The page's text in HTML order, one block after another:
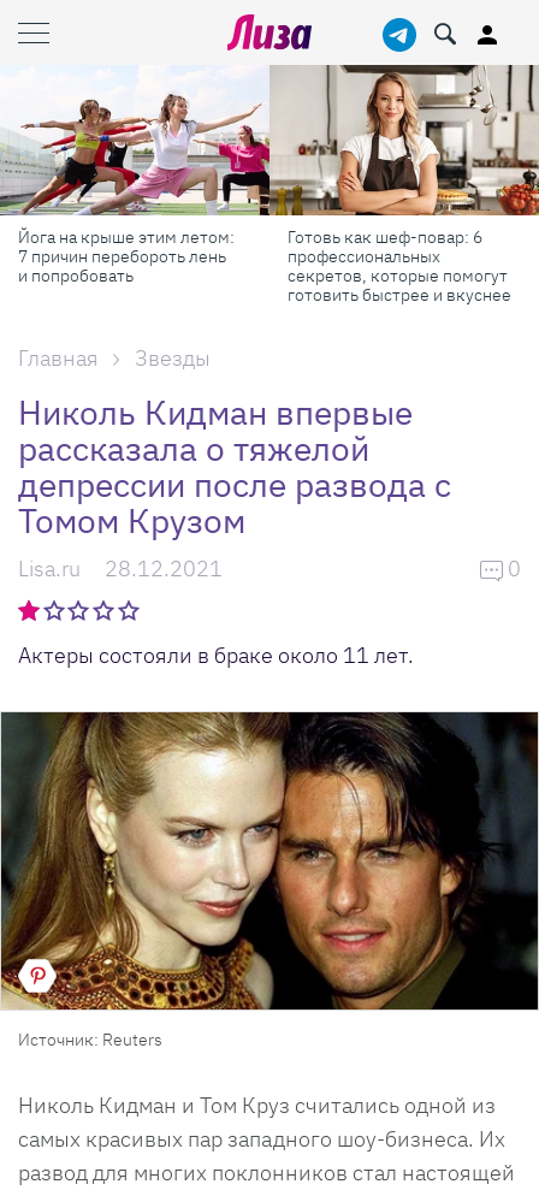
Йога на крыше этим летом:
7 причин перебороть лень
и попробовать
Готовь как шеф-повар: 6
профессиональных
секретов, которые помогут
готовить быстрее и вкуснее
Главная Звезды
Николь Кидман впервые
рассказала о тяжелой
депрессии после развода с
Томом Крузом
Lisa.ru 28.12.2021 0
Актеры состояли в браке около 11 лет.
Источник: Reuters
Николь Кидман и Том Круз считались одной из
самых красивых пар западного шоу-бизнеса. Их
развод для многих поклонников стал настоящей